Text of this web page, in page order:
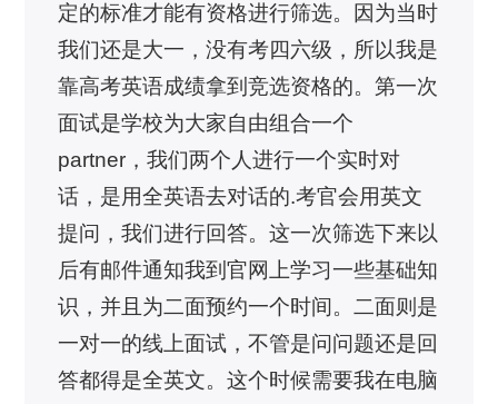
定的标准才能有资格进行筛选。因为当时
我们还是大一，没有考四六级，所以我是
靠高考英语成绩拿到竞选资格的。第一次
面试是学校为大家自由组合一个
partner，我们两个人进行一个实时对
话，是用全英语去对话的.考官会用英文
提问，我们进行回答。这一次筛选下来以
后有邮件通知我到官网上学习一些基础知
识，并且为二面预约一个时间。二面则是
一对一的线上面试，不管是问问题还是回
答都得是全英文。这个时候需要我在电脑